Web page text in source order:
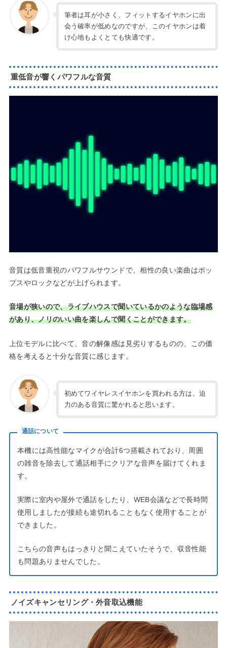
筆者は耳が小さく、フィットするイヤホンに出
会う確率が低めなのですが、このイヤホンは着
け心地もよくとても快適です。
重低音が響くパワフルな音質
音質は低音重視のパワフルサウンドで、相性の良い楽曲はポッ
プスやロックなどが上げられます。
音場が狭いので、ライブハウスで聞いているかのような臨場感
があり、ノリのいい曲を楽しんで聞くことができます。
上位モデルに比べて、音の解像感は見劣りするものの、この価
格を考えると十分な音質に感じます。
初めてワイヤレスイヤホンを買われる方は、迫
力のある音質に驚かれると思います。
通話について
本機には高性能なマイクが合計6つ搭載されており、周囲
の雑音を除去して通話相手にクリアな音声を届けてくれま
す。
実際に室内や屋外で通話をしたり、WEB会議などで長時間
使用しましたが接続も途切れることもなく使用することが
できました。
こちらの音声もはっきりと聞こえていたそうで、収音性能
も問題ありませんでした。
ノイズキャンセリング・外音取込機能